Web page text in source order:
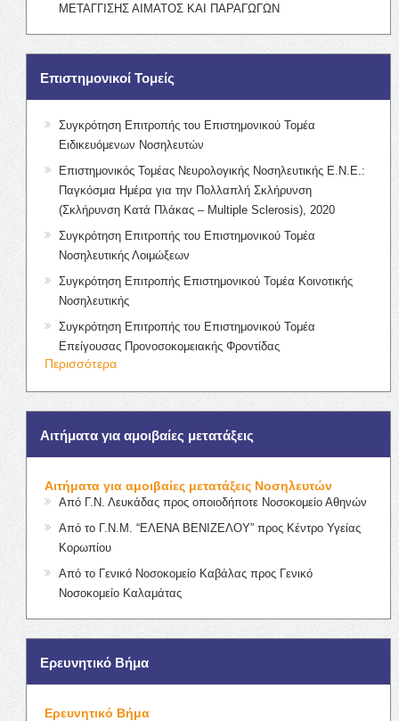
ΜΕΤΑΓΓΙΣΗΣ ΑΙΜΑΤΟΣ ΚΑΙ ΠΑΡΑΓΩΓΩΝ
Επιστημονικοί Τομείς
Συγκρότηση Επιτροπής του Επιστημονικού Τομέα
Ειδικευόμενων Νοσηλευτών
Επιστημονικός Τομέας Νευρολογικής Νοσηλευτικής Ε.Ν.Ε.:
Παγκόσμια Ημέρα για την Πολλαπλή Σκλήρυνση
(Σκλήρυνση Κατά Πλάκας – Multiple Sclerosis), 2020
Συγκρότηση Επιτροπής του Επιστημονικού Τομέα
Νοσηλευτικής Λοιμώξεων
Συγκρότηση Επιτροπής Επιστημονικού Τομέα Κοινοτικής
Νοσηλευτικής
Συγκρότηση Επιτροπής του Επιστημονικού Τομέα
Επείγουσας Προνοσοκομειακής Φροντίδας
Περισσότερα
Αιτήματα για αμοιβαίες μετατάξεις
Αιτήματα για αμοιβαίες μετατάξεις Νοσηλευτών
Από Γ.Ν. Λευκάδας προς οποιοδήποτε Νοσοκομείο Αθηνών
Από το Γ.Ν.Μ. “ΕΛΕΝΑ ΒΕΝΙΖΕΛΟΥ” προς Κέντρο Υγείας
Κορωπίου
Από το Γενικό Νοσοκομείο Καβάλας προς Γενικό
Νοσοκομείο Καλαμάτας
Ερευνητικό Βήμα
Ερευνητικό Βήμα